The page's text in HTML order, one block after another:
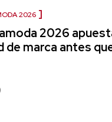
2026
2026
de marca antes